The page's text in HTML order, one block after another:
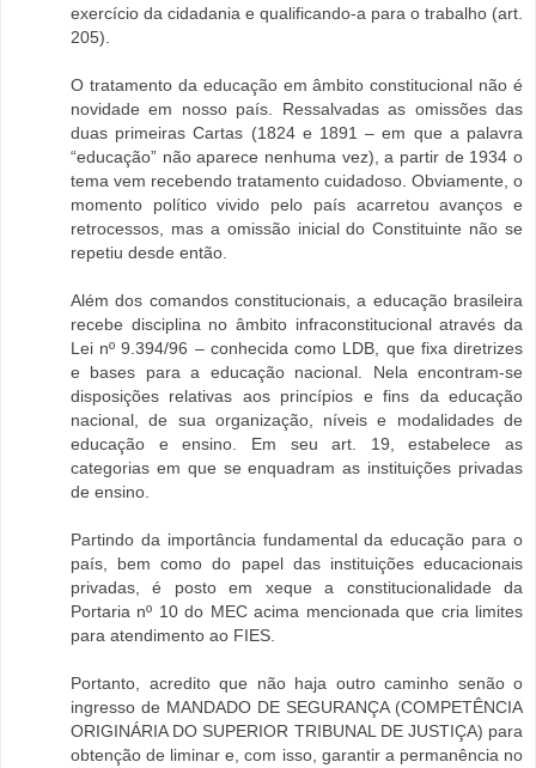
exercício da cidadania e qualificando-a para o trabalho (art.
205).
O tratamento da educação em âmbito constitucional não é
novidade em nosso país. Ressalvadas as omissões das
duas primeiras Cartas (1824 e 1891 – em que a palavra
“educação” não aparece nenhuma vez), a partir de 1934 o
tema vem recebendo tratamento cuidadoso. Obviamente, o
momento político vivido pelo país acarretou avanços e
retrocessos, mas a omissão inicial do Constituinte não se
repetiu desde então.
Além dos comandos constitucionais, a educação brasileira
recebe disciplina no âmbito infraconstitucional através da
Lei nº 9.394/96 – conhecida como LDB, que fixa diretrizes
e bases para a educação nacional. Nela encontram-se
disposições relativas aos princípios e fins da educação
nacional, de sua organização, níveis e modalidades de
educação e ensino. Em seu art. 19, estabelece as
categorias em que se enquadram as instituições privadas
de ensino.
Partindo da importância fundamental da educação para o
país, bem como do papel das instituições educacionais
privadas, é posto em xeque a constitucionalidade da
Portaria nº 10 do MEC acima mencionada que cria limites
para atendimento ao FIES.
Portanto, acredito que não haja outro caminho senão o
ingresso de MANDADO DE SEGURANÇA (COMPETÊNCIA
ORIGINÁRIA DO SUPERIOR TRIBUNAL DE JUSTIÇA) para
obtenção de liminar e, com isso, garantir a permanência no